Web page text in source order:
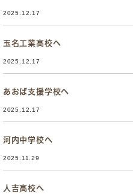
2025.12.17
玉名工業高校へ
2025.12.17
あおば支援学校へ
2025.12.17
河内中学校へ
2025.11.29
人吉高校へ